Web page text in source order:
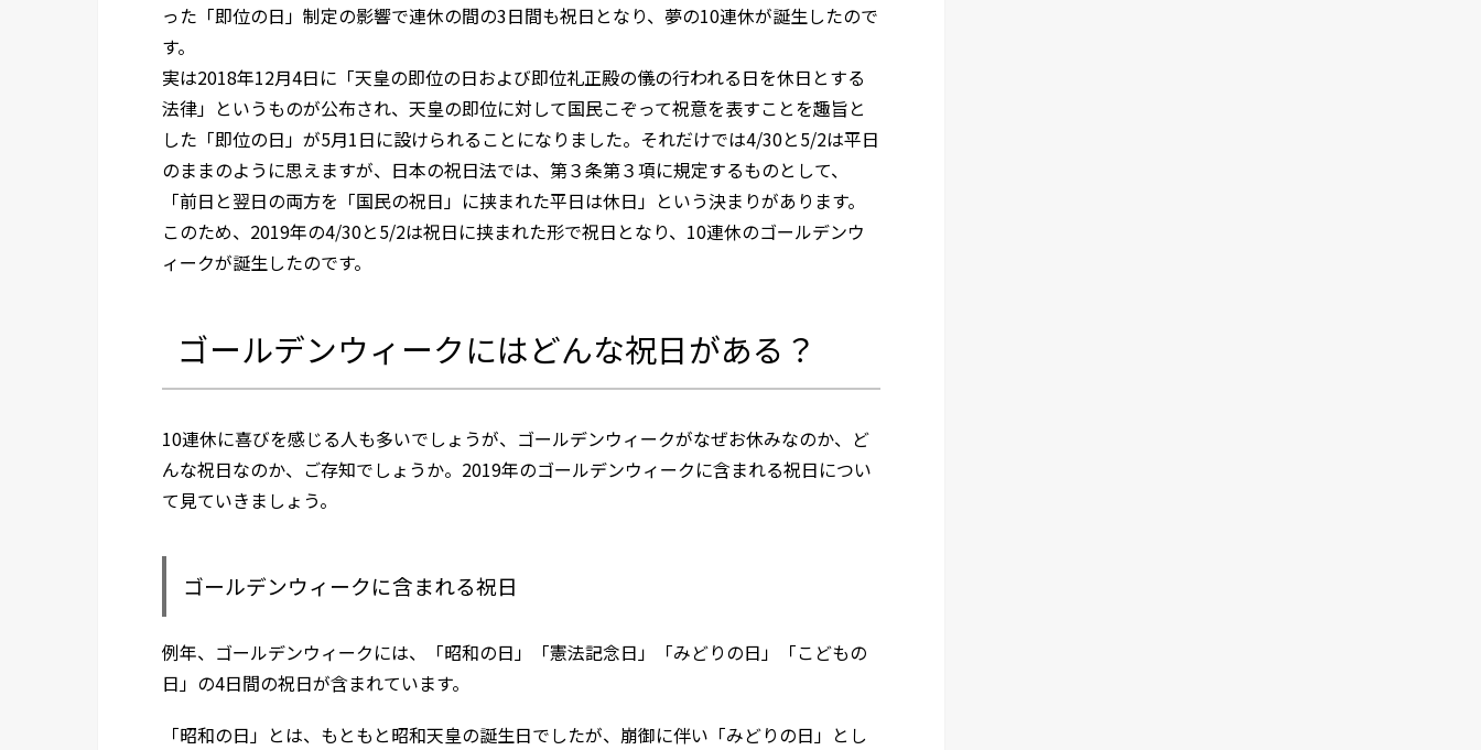
った「即位の日」制定の影響で連休の間の3日間も祝日となり、夢の10連休が誕生したので
す。
実は2018年12月4日に「天皇の即位の日および即位礼正殿の儀の行われる日を休日とする
法律」というものが公布され、天皇の即位に対して国民こぞって祝意を表すことを趣旨と
した「即位の日」が5月1日に設けられることになりました。それだけでは4/30と5/2は平日
のままのように思えますが、日本の祝日法では、第３条第３項に規定するものとして、
「前日と翌日の両方を「国民の祝日」に挟まれた平日は休日」という決まりがあります。
このため、2019年の4/30と5/2は祝日に挟まれた形で祝日となり、10連休のゴールデンウ
ィークが誕生したのです。
ゴールデンウィークにはどんな祝日がある？
10連休に喜びを感じる人も多いでしょうが、ゴールデンウィークがなぜお休みなのか、ど
んな祝日なのか、ご存知でしょうか。2019年のゴールデンウィークに含まれる祝日につい
て見ていきましょう。
ゴールデンウィークに含まれる祝日
例年、ゴールデンウィークには、「昭和の日」「憲法記念日」「みどりの日」「こどもの
日」の4日間の祝日が含まれています。
「昭和の日」とは、もともと昭和天皇の誕生日でしたが、崩御に伴い「みどりの日」とし